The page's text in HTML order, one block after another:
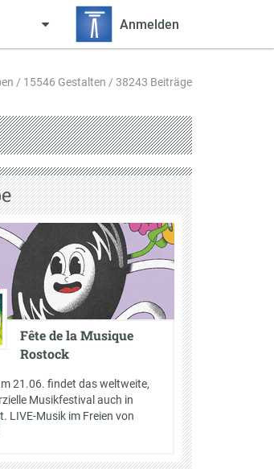
Anmelden
/ 15546 Gestalten / 38243 Beiträge
Fête de la Musique
Rostock
21.06. findet das weltweite,
Musikfestival auch in
LIVE-Musik im Freien von